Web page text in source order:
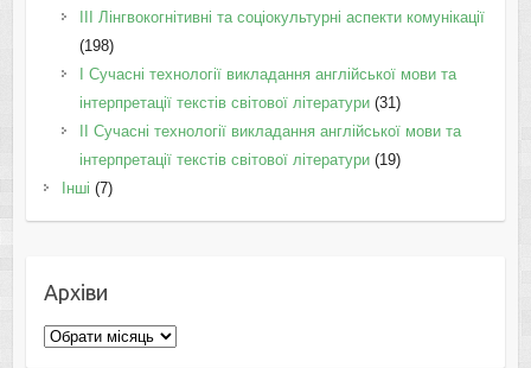
IІI Лінгвокогнітивні та соціокультурні аспекти комунікації
(198)
I Cучасні технології викладання англійської мови та
інтерпретації текстів світової літератури(31)
II Cучасні технології викладання англійської мови та
інтерпретації текстів світової літератури(19)
Інші (7)
Архіви
Архіви